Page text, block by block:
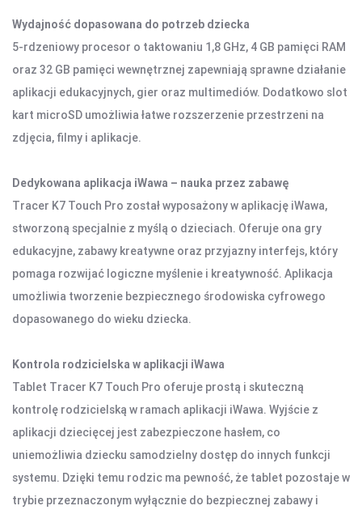
OŚWIETLENIE
LAMPY PIERŚCIENIOWE
LAMPKI TURYSTYCZNE
LATARKI
LAMPY PODŁOGOWE
POWER BANKI
OBUDOWY HDD, HUBY USB
CZYTNIK KART
HOBBY & TRAVEL
NAMIOTY I MATY
PRYSZNICE TURYSTYCZNE
NARZĘDZIA
Wydajność dopasowana do potrzeb dziecka
5-rdzeniowy procesor o taktowaniu 1,8 GHz, 4 GB pamięci RAM
oraz 32 GB pamięci wewnętrznej zapewniają sprawne działanie
aplikacji edukacyjnych, gier oraz multimediów. Dodatkowo slot
kart microSD umożliwia łatwe rozszerzenie przestrzeni na
zdjęcia, filmy i aplikacje.
Dedykowana aplikacja iWawa – nauka przez zabawę
Tracer K7 Touch Pro został wyposażony w aplikację iWawa,
stworzoną specjalnie z myślą o dzieciach. Oferuje ona gry
edukacyjne, zabawy kreatywne oraz przyjazny interfejs, który
pomaga rozwijać logiczne myślenie i kreatywność. Aplikacja
umożliwia tworzenie bezpiecznego środowiska cyfrowego
dopasowanego do wieku dziecka.
Kontrola rodzicielska w aplikacji iWawa
Tablet Tracer K7 Touch Pro oferuje prostą i skuteczną
kontrolę rodzicielską w ramach aplikacji iWawa. Wyjście z
aplikacji dziecięcej jest zabezpieczone hasłem, co
uniemożliwia dziecku samodzielny dostęp do innych funkcji
systemu. Dzięki temu rodzic ma pewność, że tablet pozostaje w
trybie przeznaczonym wyłącznie do bezpiecznej zabawy i